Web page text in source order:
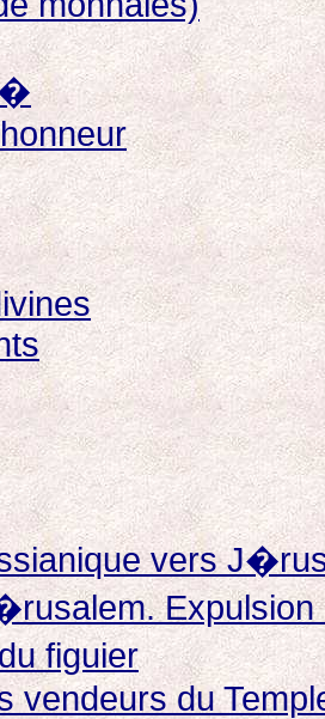
vers
Expulsion
figuier
vendeurs du